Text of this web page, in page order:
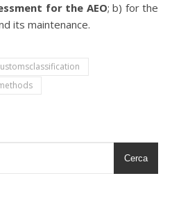
for the AEO; b) for the
its maintenance.
Cerca